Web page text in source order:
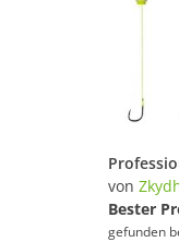
von
Bester
gefunden